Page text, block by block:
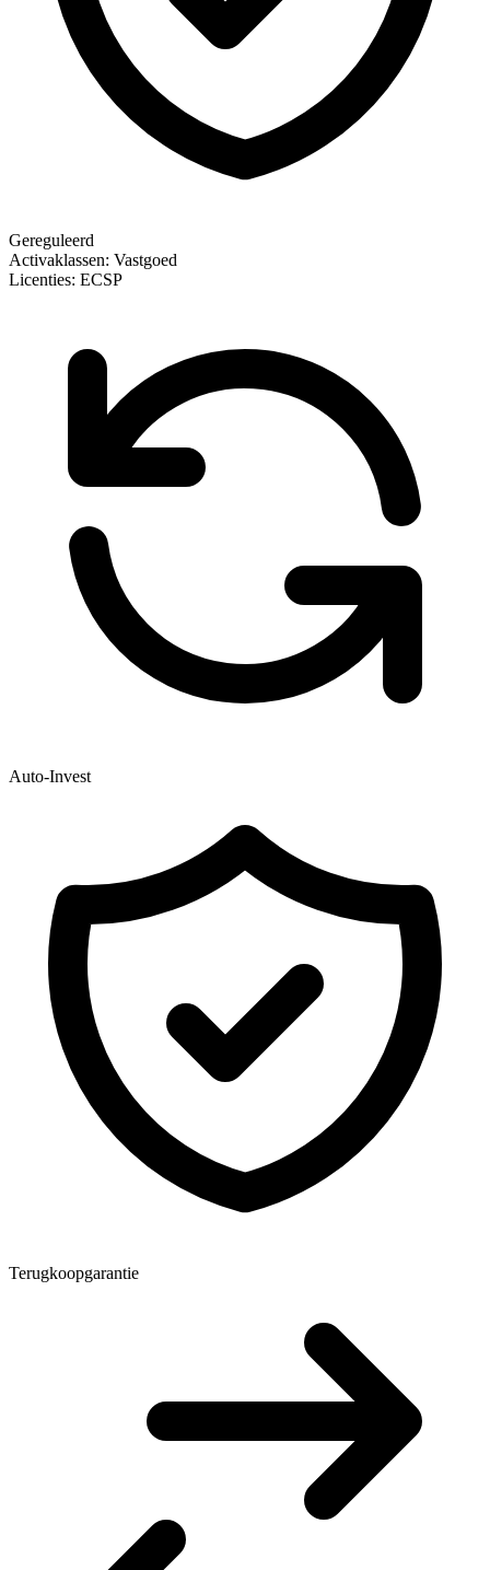
Gereguleerd
Activaklassen: Vastgoed
Licenties: ECSP
Auto-Invest
Terugkoopgarantie